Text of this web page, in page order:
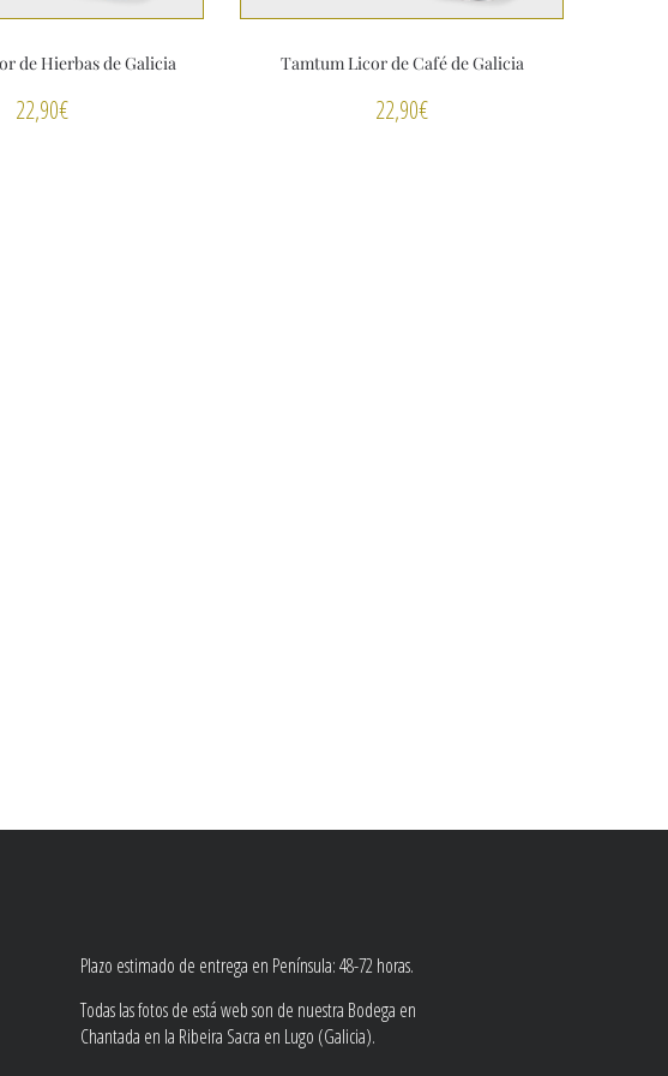
de Hierbas de Galicia
22,90€
Tamtum Licor de Café de Galicia
22,90€
Plazo estimado de entrega en Península: 48-72 horas.
Todas las fotos de está web son de nuestra Bodega en
Chantada en la Ribeira Sacra en Lugo (Galicia).